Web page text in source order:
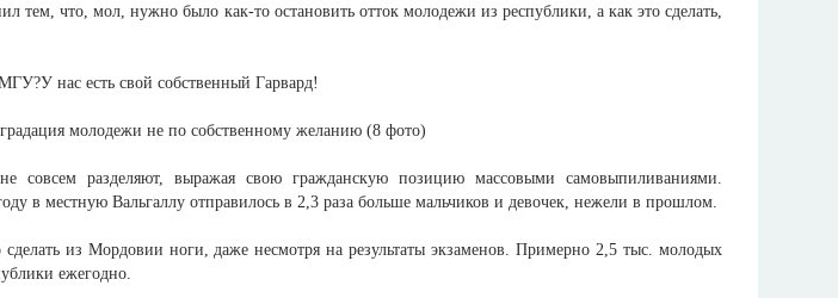
тем, что, мол, нужно было как-то остановить отток молодежи из республики, а как это сделать,
нас есть свой собственный Гарвард!
совсем разделяют, выражая свою гражданскую позицию массовыми самовыпиливаниями.
в местную Вальгаллу отправилось в 2,3 раза больше мальчиков и девочек, нежели в прошлом.
из Мордовии ноги, даже несмотря на результаты экзаменов. Примерно 2,5 тыс. молодых
ежегодно.